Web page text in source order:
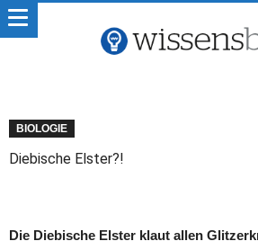
BIOLOGIE
Diebische Elster?!
Die Diebische Elster klaut allen